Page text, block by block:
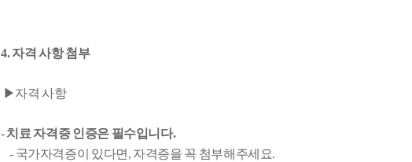
4. 자격 사항 첨부
▶자격 사항
-치료 자격증 인증은 필수입니다.
- 국가자격증이 있다면, 자격증을 꼭 첨부해주세요.